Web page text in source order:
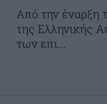
Από την έναρξη
της Ελληνικής
των επι...